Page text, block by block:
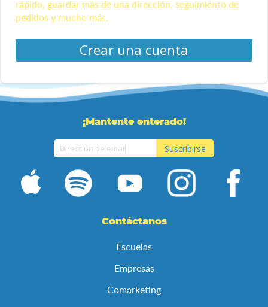
rápido, guardar más de una dirección, seguimiento de
pedidos y mucho más.
Crear una cuenta
Contáctanos
Escuelas
Empresas
Comarketing
¡Mantente enterado!
Inscríbase
nuestro
Suscribirse